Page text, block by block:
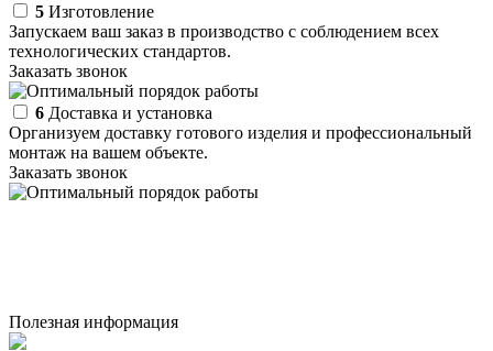
5 Изготовление
Запускаем ваш заказ в производство с соблюдением всех
технологических стандартов.
Заказать звонок
6 Доставка и установка
Организуем доставку готового изделия и профессиональный
монтаж на вашем объекте.
Заказать звонок
Полезная информация